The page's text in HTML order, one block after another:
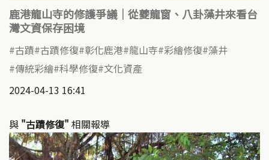
鹿港龍山寺的修護爭議｜從夔龍窗、八卦藻井來看台
灣文資保存困境
古蹟 古蹟修復 彰化鹿港 龍山寺 彩繪修復 藻井
傳統彩繪 科學修復 文化資產
2024-04-13 16:41
與 "古蹟修復" 相關報導